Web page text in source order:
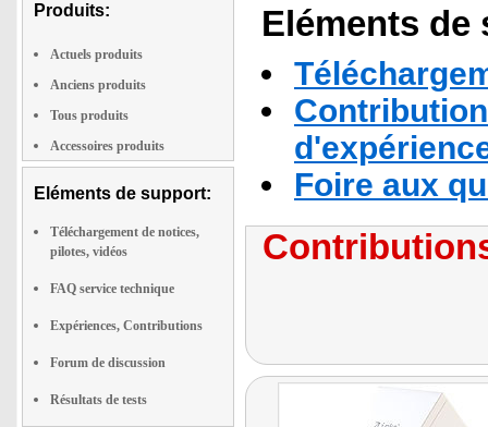
Produits:
Actuels produits
Anciens produits
Tous produits
Accessoires produits
Eléments de support:
Téléchargement de notices,
pilotes, vidéos
FAQ service technique
Expériences, Contributions
Forum de discussion
Résultats de tests
Eléments
Foire aux